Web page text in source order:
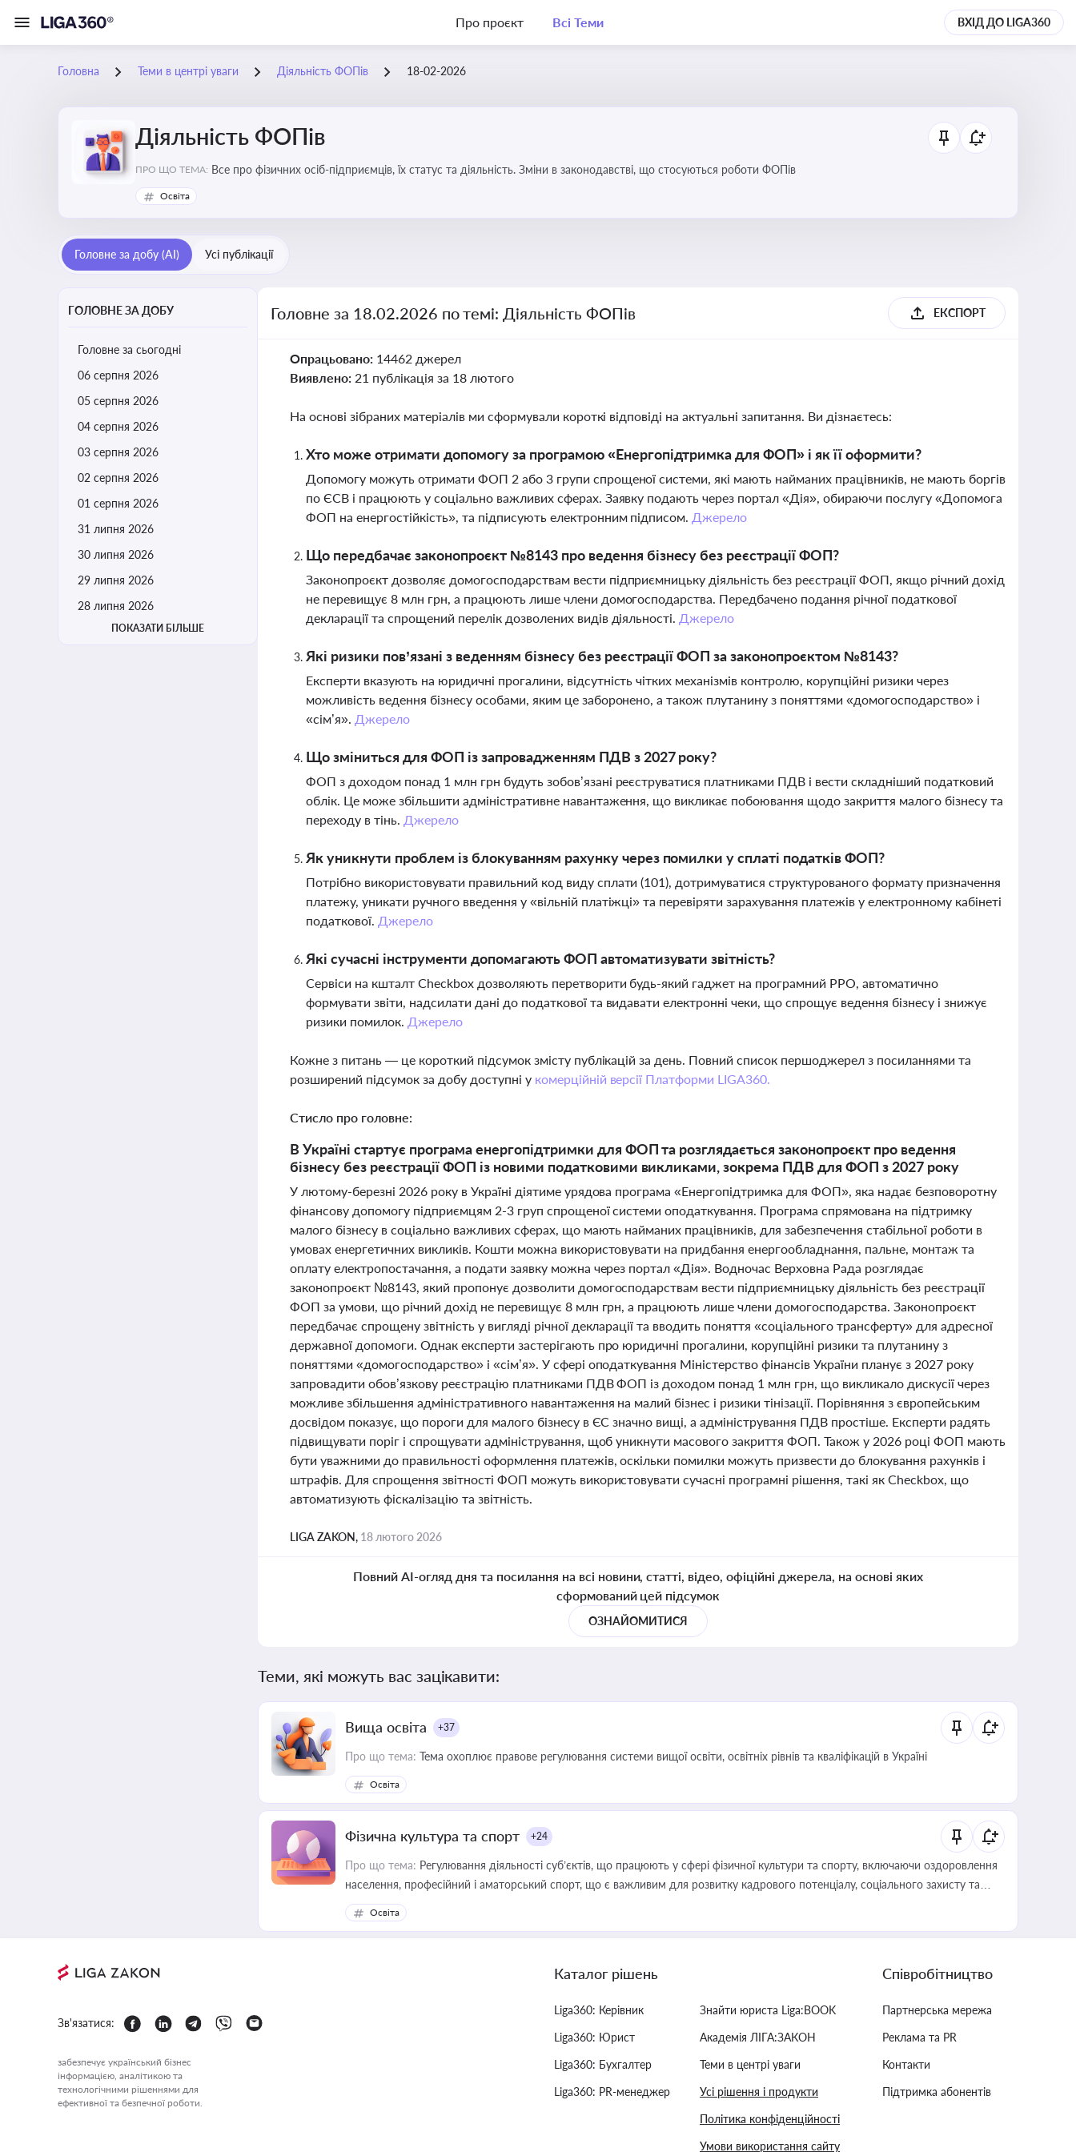
Про проєкт Всі Теми ВХІД ДО LIGA360
Головна Теми в центрі уваги Діяльність ФОПів 18-02-2026
Діяльність ФОПів
ПРО ЩО ТЕМА: Все про фізичних осіб-підприємців, їх статус та діяльність. Зміни в законодавстві, що стосуються роботи ФОПів
Освіта
Головне за добу (AI) Усі публікації
ГОЛОВНЕ ЗА ДОБУ
Головне за сьогодні
06 серпня 2026
05 серпня 2026
04 серпня 2026
03 серпня 2026
02 серпня 2026
01 серпня 2026
31 липня 2026
30 липня 2026
29 липня 2026
28 липня 2026
ПОКАЗАТИ БІЛЬШЕ
Головне за 18.02.2026 по темі: Діяльність ФОПів ЕКСПОРТ
Опрацьовано: 14462 джерел
Виявлено: 21 публікація за 18 лютого
На основі зібраних матеріалів ми сформували короткі відповіді на актуальні запитання. Ви дізнаєтесь:
Хто може отримати допомогу за програмою «Енергопідтримка для ФОП» і як її оформити?
Допомогу можуть отримати ФОП 2 або 3 групи спрощеної системи, які мають найманих працівників, не мають боргів
по ЄСВ і працюють у соціально важливих сферах. Заявку подають через портал «Дія», обираючи послугу «Допомога
ФОП на енергостійкість», та підписують електронним підписом. Джерело
Що передбачає законопроєкт №8143 про ведення бізнесу без реєстрації ФОП?
Законопроєкт дозволяє домогосподарствам вести підприємницьку діяльність без реєстрації ФОП, якщо річний дохід
не перевищує 8 млн грн, а працюють лише члени домогосподарства. Передбачено подання річної податкової
декларації та спрощений перелік дозволених видів діяльності. Джерело
Які ризики пов’язані з веденням бізнесу без реєстрації ФОП за законопроєктом №8143?
Експерти вказують на юридичні прогалини, відсутність чітких механізмів контролю, корупційні ризики через
можливість ведення бізнесу особами, яким це заборонено, а також плутанину з поняттями «домогосподарство» і
«сім’я». Джерело
Що зміниться для ФОП із запровадженням ПДВ з 2027 року?
ФОП з доходом понад 1 млн грн будуть зобов’язані реєструватися платниками ПДВ і вести складніший податковий
облік. Це може збільшити адміністративне навантаження, що викликає побоювання щодо закриття малого бізнесу та
переходу в тінь. Джерело
Як уникнути проблем із блокуванням рахунку через помилки у сплаті податків ФОП?
Потрібно використовувати правильний код виду сплати (101), дотримуватися структурованого формату призначення
платежу, уникати ручного введення у «вільній платіжці» та перевіряти зарахування платежів у електронному кабінеті
податкової. Джерело
Які сучасні інструменти допомагають ФОП автоматизувати звітність?
Сервіси на кшталт Checkbox дозволяють перетворити будь-який гаджет на програмний РРО, автоматично
формувати звіти, надсилати дані до податкової та видавати електронні чеки, що спрощує ведення бізнесу і знижує
ризики помилок. Джерело
Кожне з питань — це короткий підсумок змісту публікацій за день. Повний список першоджерел з посиланнями та
розширений підсумок за добу доступні у комерційній версії Платформи LIGA360.
Стисло про головне:
В Україні стартує програма енергопідтримки для ФОП та розглядається законопроєкт про ведення
бізнесу без реєстрації ФОП із новими податковими викликами, зокрема ПДВ для ФОП з 2027 року
У лютому-березні 2026 року в Україні діятиме урядова програма «Енергопідтримка для ФОП», яка надає безповоротну
фінансову допомогу підприємцям 2-3 груп спрощеної системи оподаткування. Програма спрямована на підтримку
малого бізнесу в соціально важливих сферах, що мають найманих працівників, для забезпечення стабільної роботи в
умовах енергетичних викликів. Кошти можна використовувати на придбання енергообладнання, пальне, монтаж та
оплату електропостачання, а подати заявку можна через портал «Дія». Водночас Верховна Рада розглядає
законопроєкт №8143, який пропонує дозволити домогосподарствам вести підприємницьку діяльність без реєстрації
ФОП за умови, що річний дохід не перевищує 8 млн грн, а працюють лише члени домогосподарства. Законопроєкт
передбачає спрощену звітність у вигляді річної декларації та вводить поняття «соціального трансферту» для адресної
державної допомоги. Однак експерти застерігають про юридичні прогалини, корупційні ризики та плутанину з
поняттями «домогосподарство» і «сім’я». У сфері оподаткування Міністерство фінансів України планує з 2027 року
запровадити обов’язкову реєстрацію платниками ПДВ ФОП із доходом понад 1 млн грн, що викликало дискусії через
можливе збільшення адміністративного навантаження на малий бізнес і ризики тінізації. Порівняння з європейським
досвідом показує, що пороги для малого бізнесу в ЄС значно вищі, а адміністрування ПДВ простіше. Експерти радять
підвищувати поріг і спрощувати адміністрування, щоб уникнути масового закриття ФОП. Також у 2026 році ФОП мають
бути уважними до правильності оформлення платежів, оскільки помилки можуть призвести до блокування рахунків і
штрафів. Для спрощення звітності ФОП можуть використовувати сучасні програмні рішення, такі як Checkbox, що
автоматизують фіскалізацію та звітність.
LIGA ZAKON, 18 лютого 2026
Повний AI-огляд дня та посилання на всі новини, статті, відео, офіційні джерела, на основі яких
сформований цей підсумок
ОЗНАЙОМИТИСЯ
Теми, які можуть вас зацікавити:
Вища освіта +37
Про що тема: Тема охоплює правове регулювання системи вищої освіти, освітніх рівнів та кваліфікацій в Україні
Освіта
Фізична культура та спорт +24
Про що тема: Регулювання діяльності суб’єктів, що працюють у сфері фізичної культури та спорту, включаючи оздоровлення
населення, професійний і аматорський спорт, що є важливим для розвитку кадрового потенціалу, соціального захисту та
ефективної реалізації державної політики у цій галузі
Освіта
Зв'язатися:
забезпечує український бізнес
інформацією, аналітикою та
технологічними рішеннями для
ефективної та безпечної роботи.
Каталог рішень
Liga360: Керівник
Liga360: Юрист
Liga360: Бухгалтер
Liga360: PR-менеджер
Знайти юриста Liga:BOOK
Академія ЛІГА:ЗАКОН
Теми в центрі уваги
Усі рішення і продукти
Політика конфіденційності
Умови використання сайту
Співробітництво
Партнерська мережа
Реклама та PR
Контакти
Підтримка абонентів